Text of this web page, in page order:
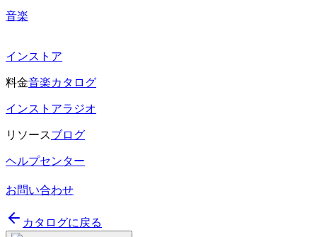
音楽
インストア
料金音楽カタログ
インストアラジオ
リソースブログ
ヘルプセンター
お問い合わせ
カタログに戻る